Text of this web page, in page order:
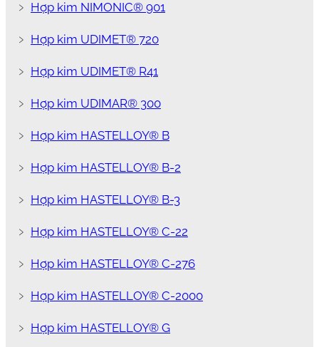
﹥ Hợp kim NIMONIC® 901
﹥ Hợp kim UDIMET® 720
﹥ Hợp kim UDIMET® R41
﹥ Hợp kim UDIMAR® 300
﹥ Hợp kim HASTELLOY® B
﹥ Hợp kim HASTELLOY® B-2
﹥ Hợp kim HASTELLOY® B-3
﹥ Hợp kim HASTELLOY® C-22
﹥ Hợp kim HASTELLOY® C-276
﹥ Hợp kim HASTELLOY® C-2000
﹥ Hợp kim HASTELLOY® G